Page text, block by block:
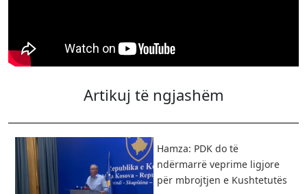
Artikuj të ngjashëm
Hamza: PDK do të
ndërmarrë veprime ligjore
për mbrojtjen e Kushtetutës